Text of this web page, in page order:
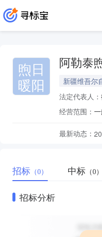
煦日
暖阳
阿勒泰
新疆维吾尔
法定代表人：
经营范围：
最新动态：
招标 （0） 中标 （0）
招标分析